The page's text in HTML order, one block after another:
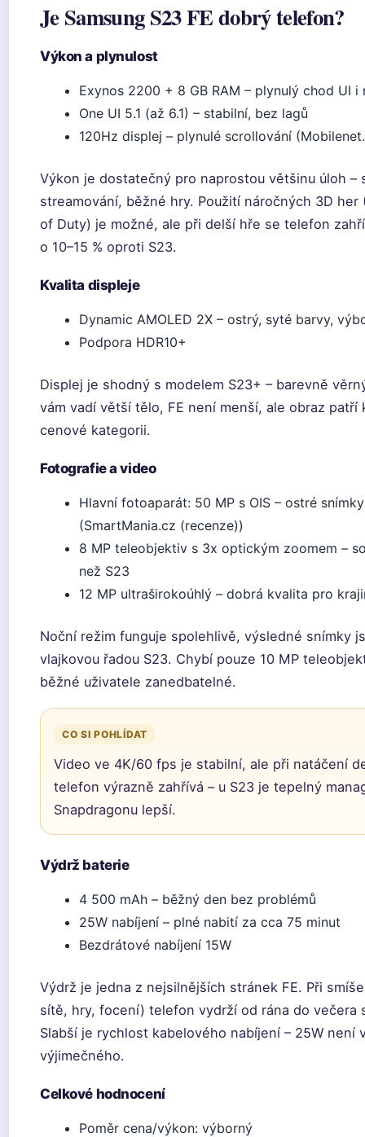
Je Samsung S23 FE dobrý telefon?
Výkon a plynulost
Exynos 2200 + 8 GB RAM – plynulý chod UI i
One UI 5.1 (až 6.1) – stabilní, bez lagů
120Hz displej – plynulé scrollování
Výkon je dostatečný pro naprostou většinu úloh –
streamování, běžné hry. Použití náročných 3D her
of Duty) je možné, ale při delší hře se telefon
o 10–15 % oproti S23.
Kvalita displeje
Dynamic AMOLED 2X – ostrý, syté barvy,
Podpora HDR10+
Displej je shodný s modelem S23+ – barevně
vám vadí větší tělo, FE není menší, ale obraz patří
cenové kategorii.
Fotografie a video
Hlavní fotoaparát: 50 MP s OIS – ostré
(SmartMania.cz (recenze))
8 MP teleobjektiv s 3x optickým zoomem –
než S23
12 MP ultraširokoúhlý – dobrá kvalita pro
Noční režim funguje spolehlivě, výsledné snímky
vlajkovou řadou S23. Chybí pouze 10 MP
běžné uživatele zanedbatelné.
CO SI POHLÍDAT
Video ve 4K/60 fps je stabilní, ale při natáčení
telefon výrazně zahřívá – u S23 je tepelný
Snapdragonu lepší.
Výdrž baterie
4 500 mAh – běžný den bez problémů
25W nabíjení – plné nabití za cca 75 minut
Bezdrátové nabíjení 15W
Výdrž je jedna z nejsilnějších stránek FE. Při
sítě, hry, focení) telefon vydrží od rána do večera
Slabší je rychlost kabelového nabíjení – 25W není
výjimečného.
Celkové hodnocení
Poměr cena/výkon: výborný